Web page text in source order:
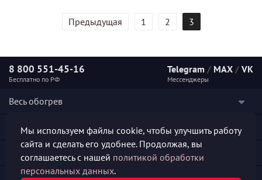
Предыдущая 1 2 3
8 800 551-45-16
Бесплатно по РФ
Telegram / MAX / VK
Мессенджеры
Весь обогрев
Наши услуги
Мы используем файлы cookie, чтобы улучшить работу
сайта и сделать его удобнее. Продолжая, вы
соглашаетесь с нашей политикой обработки
персональных данных.